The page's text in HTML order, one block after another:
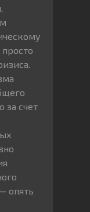
за счет
опять